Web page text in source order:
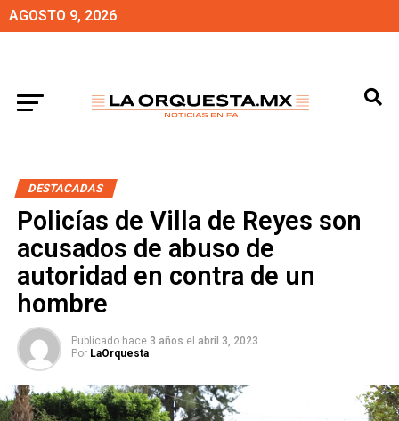
AGOSTO 9, 2026
DESTACADAS
Policías de Villa de Reyes son
acusados de abuso de
autoridad en contra de un
hombre
Publicado hace 3 años el abril 3, 2023
Por LaOrquesta